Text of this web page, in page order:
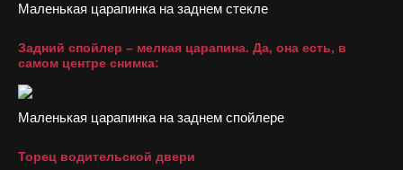
Маленькая царапинка на заднем стекле
Задний спойлер – мелкая царапина. Да, она есть, в
самом центре снимка:
Маленькая царапинка на заднем спойлере
Торец водительской двери